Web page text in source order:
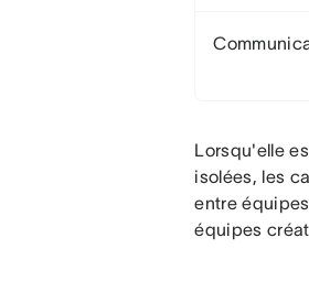
Lorsqu'elle
isolées, les
entre
équipes